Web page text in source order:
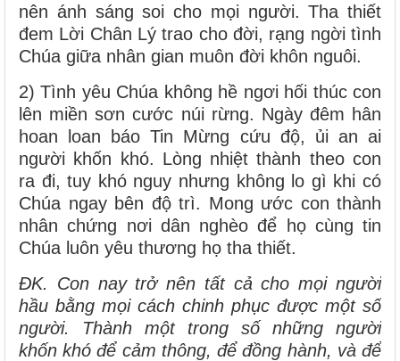
nên ánh sáng soi cho mọi người. Tha thiết
đem Lời Chân Lý trao cho đời, rạng ngời tình
Chúa giữa nhân gian muôn đời khôn nguôi.
2) Tình yêu Chúa không hề ngơi hối thúc con
lên miền sơn cước núi rừng. Ngày đêm hân
hoan loan báo Tin Mừng cứu độ, ủi an ai
người khốn khó. Lòng nhiệt thành theo con
ra đi, tuy khó nguy nhưng không lo gì khi có
Chúa ngay bên độ trì. Mong ước con thành
nhân chứng nơi dân nghèo để họ cùng tin
Chúa luôn yêu thương họ tha thiết.
ĐK. Con nay trở nên tất cả cho mọi người
hầu bằng mọi cách chinh phục được một số
người. Thành một trong số những người
khốn khó để cảm thông, để đồng hành, và để